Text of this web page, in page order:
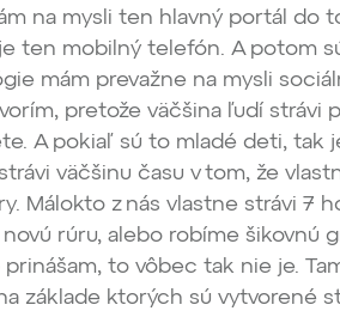
na mysli ten hlavný portál do
ten mobilný telefón. A potom
mám prevažne na mysli
pretože väčšina ľudí strávi
A pokiaľ sú to mladé deti, tak
väčšinu času v tom, že
Málokto z nás vlastne strávi 7
rúru, alebo robíme šikovnú
to vôbec tak nie je.
základe ktorých sú vytvorené